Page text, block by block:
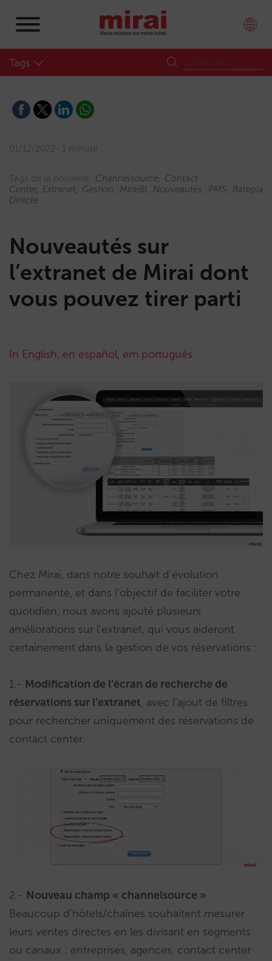
Tags
01/12/2022 1 minute
Tags de la nouvelle: Channelsource
Contact
Center
Extranet Gestion MiraiBI Nouveautés PMS
Rateplan
Directe
Nouveautés sur
l’extranet de Mirai dont
vous pouvez tirer parti
In English, en español, em português.
Chez Mirai, dans notre souhait d’évolution
permanente, et dans l’objectif de faciliter votre
quotidien, nous avons ajouté plusieurs
améliorations sur l’extranet, qui vous aideront
certainement dans la gestion de vos réservations :
1.- Modification de l’écran de recherche de
réservations sur l’extranet, avec l’ajout de filtres
pour rechercher uniquement des réservations de
contact center.
2.- Nouveau champ « channelsource » .
Beaucoup d’hôtels/chaînes souhaitent mesurer
leurs ventes directes en les divisant en segments
ou canaux : entreprises, agences, contact center